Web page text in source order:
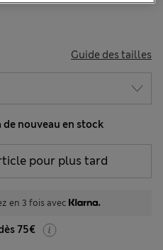
Guide des tailles
de nouveau en stock
pour plus tard
en 3 fois avec
75€